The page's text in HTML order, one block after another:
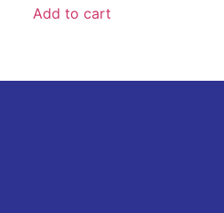
Add to cart